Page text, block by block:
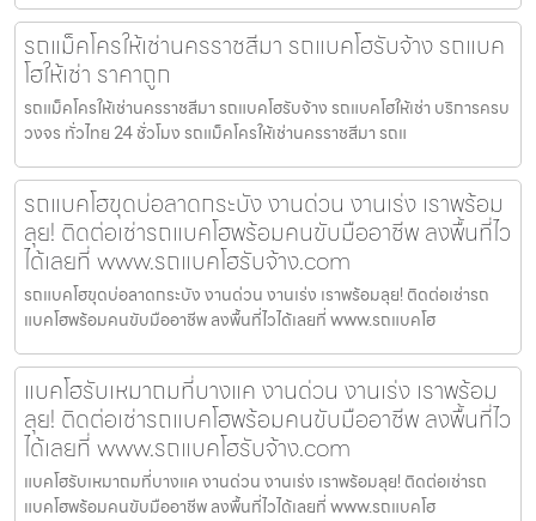
รถแม็คโครให้เช่านครราชสีมา รถแบคโฮรับจ้าง รถแบค
โฮให้เช่า ราคาถูก
รถแม็คโครให้เช่านครราชสีมา รถแบคโฮรับจ้าง รถแบคโฮให้เช่า บริการครบ
วงจร ทั่วไทย 24 ชั่วโมง รถแม็คโครให้เช่านครราชสีมา รถแ
รถแบคโฮขุดบ่อลาดกระบัง งานด่วน งานเร่ง เราพร้อม
ลุย! ติดต่อเช่ารถแบคโฮพร้อมคนขับมืออาชีพ ลงพื้นที่ไว
ได้เลยที่ www.รถแบคโฮรับจ้าง.com
รถแบคโฮขุดบ่อลาดกระบัง งานด่วน งานเร่ง เราพร้อมลุย! ติดต่อเช่ารถ
แบคโฮพร้อมคนขับมืออาชีพ ลงพื้นที่ไวได้เลยที่ www.รถแบคโฮ
แบคโฮรับเหมาถมที่บางแค งานด่วน งานเร่ง เราพร้อม
ลุย! ติดต่อเช่ารถแบคโฮพร้อมคนขับมืออาชีพ ลงพื้นที่ไว
ได้เลยที่ www.รถแบคโฮรับจ้าง.com
แบคโฮรับเหมาถมที่บางแค งานด่วน งานเร่ง เราพร้อมลุย! ติดต่อเช่ารถ
แบคโฮพร้อมคนขับมืออาชีพ ลงพื้นที่ไวได้เลยที่ www.รถแบคโฮ